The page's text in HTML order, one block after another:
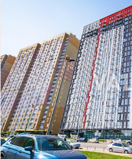
Основные преимущества:
комнаты, удачная и
количество естественного солнечного
комфортное окружение. Удобное и развитое расположение:
рядом находятся магазины,
сады, остановки транспорта и
для комфортной и удобной жизни. Эта квартира —
выгодное и надёжное решение
проживания, так и для
недвижимость Киева. Просмотр в любое удобное для вас время
Цена 70000 у.е. Ольга тел.
valion.ua/1148845